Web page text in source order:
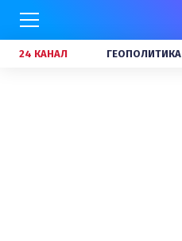
24 КАНАЛ ГЕОПОЛИТИКА